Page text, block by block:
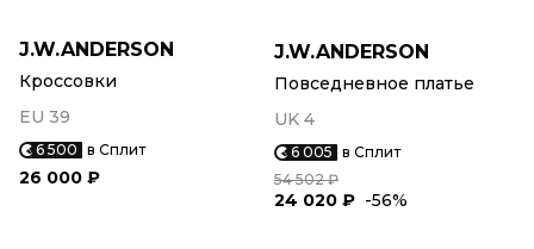
J.W.ANDERSON
Кроссовки
EU 39
6 500 в Сплит
26 000 ₽
J.W.ANDERSON
Повседневное платье
UK 4
6 005 в Сплит
54 502 ₽
24 020 ₽ -56%